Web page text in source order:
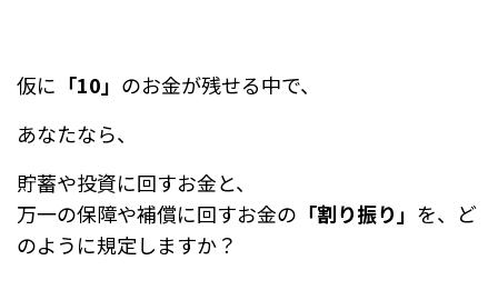
仮に 「10」 のお金が残せる中で、
あなたなら、
貯蓄や投資に回すお金と、
万一の保障や補償に回すお金の 「割り振り」 を、ど
のように規定しますか？